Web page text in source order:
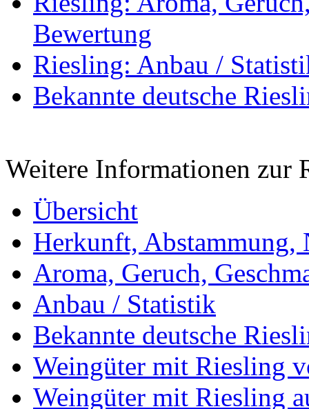
Bewertung
Riesling: Anbau /
Bekannte deutsche
Weitere Informationen zur
Übersicht
Herkunft, Abstammung,
Aroma, Geruch,
Anbau / Statistik
Bekannte deutsche
Weingüter mit Riesling
Weingüter mit Riesling